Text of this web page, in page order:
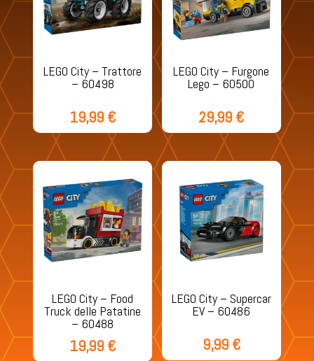
LEGO City – Trattore
– 60498
19,99 €
LEGO City – Furgone
Lego – 60500
29,99 €
LEGO City – Food
Truck delle Patatine
– 60488
19,99 €
LEGO City – Supercar
EV – 60486
9,99 €